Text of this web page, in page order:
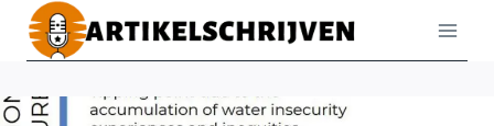
Doorgaan
naar